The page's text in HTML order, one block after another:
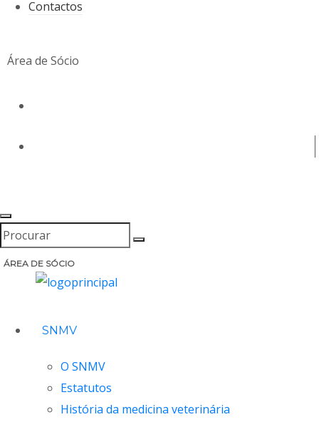
Contactos
Área de Sócio
ÁREA DE SÓCIO
SNMV
O SNMV
Estatutos
História da medicina veterinária